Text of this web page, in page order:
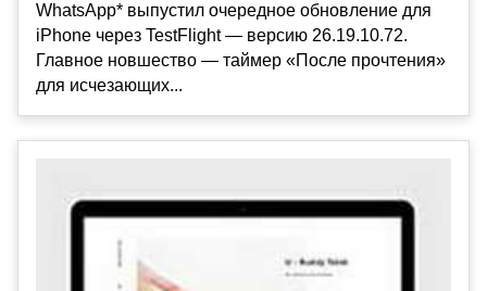
WhatsApp* выпустил очередное обновление для
iPhone через TestFlight — версию 26.19.10.72.
Главное новшество — таймер «После прочтения»
для исчезающих...